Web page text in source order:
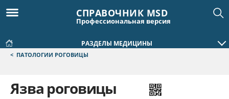
СПРАВОЧНИК MSD
Профессиональная версия
РАЗДЕЛЫ МЕДИЦИНЫ
< ПАТОЛОГИИ РОГОВИЦЫ
Язва роговицы